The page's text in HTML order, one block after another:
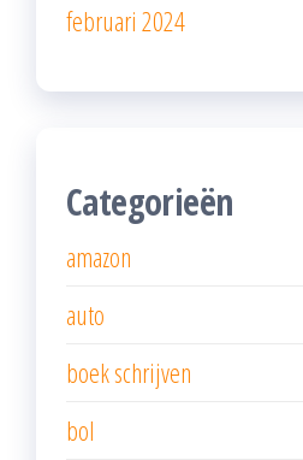
februari 2024
Categorieën
amazon
auto
boek schrijven
bol